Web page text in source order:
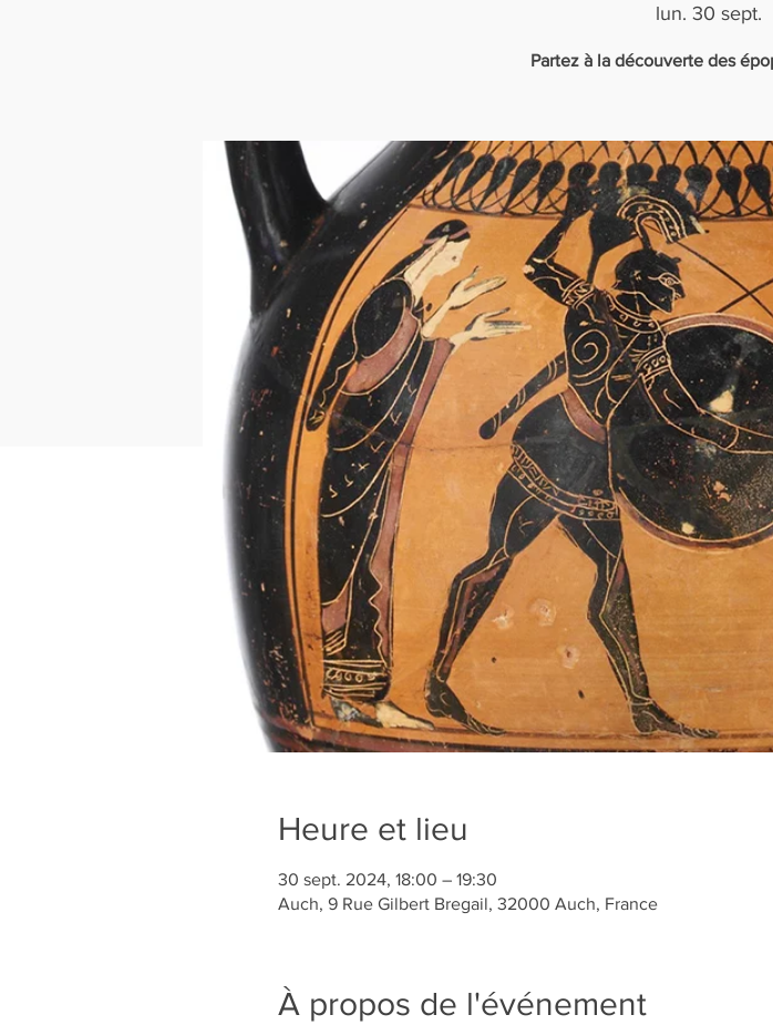
lun. 30 sept.
Partez à la découverte des
Heure et lieu
30 sept. 2024, 18:00 – 19:30
Auch, 9 Rue Gilbert Bregail, 32000 Auch, France
À propos de l'événement